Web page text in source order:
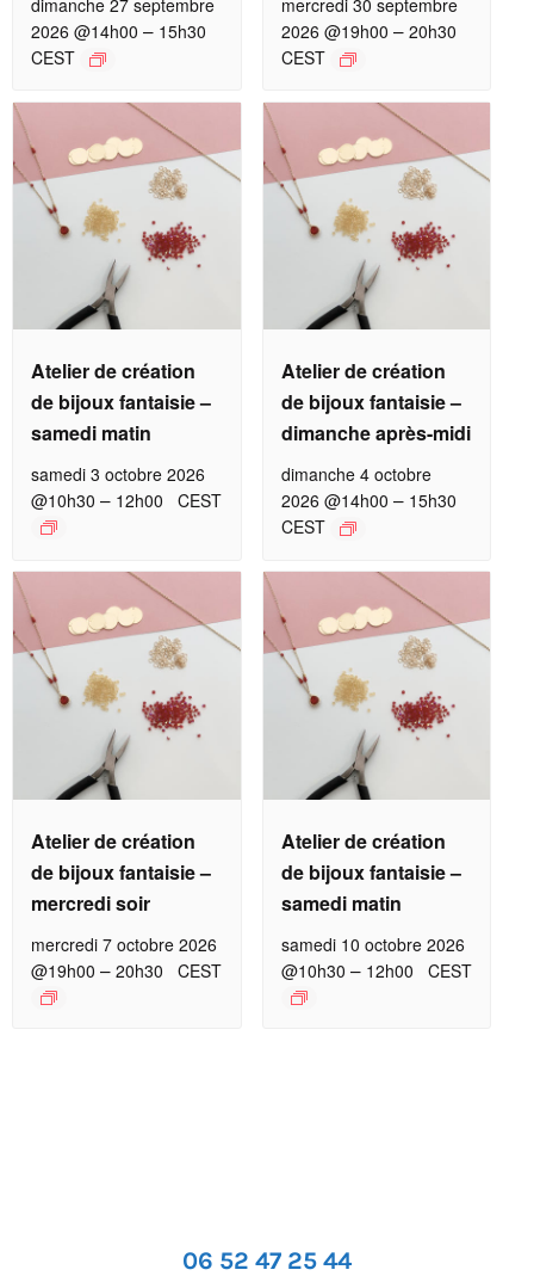
2026 @14h00 – 15h30
CEST
2026 @19h00 – 20h30
CEST
Atelier de création
de bijoux fantaisie –
samedi matin
samedi 3 octobre 2026
@10h30 – 12h00 CEST
Atelier de création
de bijoux fantaisie –
dimanche après-midi
dimanche 4 octobre
2026 @14h00 – 15h30
CEST
Atelier de création
de bijoux fantaisie –
mercredi soir
mercredi 7 octobre 2026
@19h00 –20h30 CEST
Atelier de création
de bijoux fantaisie –
samedi matin
samedi 10 octobre 2026
@10h30 – 12h00 CEST
06 52 47 25 44